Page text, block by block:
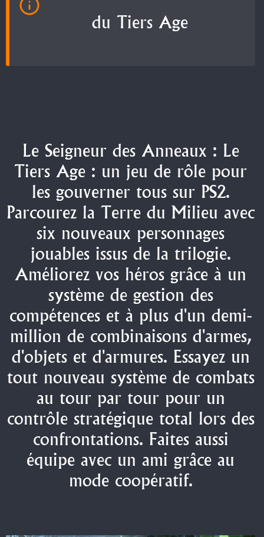
du Tiers Age
Le Seigneur des Anneaux : Le
Tiers Age : un jeu de rôle pour
les gouverner tous sur PS2.
Parcourez la Terre du Milieu avec
six nouveaux personnages
jouables issus de la trilogie.
Améliorez vos héros grâce à un
système de gestion des
compétences et à plus d'un demi-
million de combinaisons d'armes,
d'objets et d'armures. Essayez un
tout nouveau système de combats
au tour par tour pour un
contrôle stratégique total lors des
confrontations. Faites aussi
équipe avec un ami grâce au
mode coopératif.